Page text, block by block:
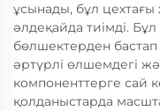
ұсынады, бұл
әлдеқайда тиімді.
бөлшектерден
әртүрлі өлшемдегі
компоненттерге сай
қолданыстарда